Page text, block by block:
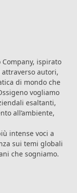
ispirato
autori,
di mondo che
vogliamo
esaltanti,
all’ambiente,
intense voci a
sui temi globali
che sogniamo.